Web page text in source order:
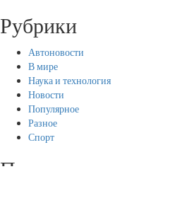
Рубрики
Автоновости
В мире
Наука и технология
Новости
Популярное
Разное
Спорт
Последние записи